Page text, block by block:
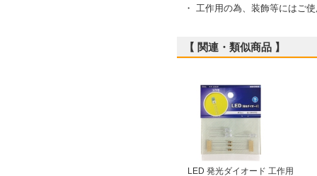
・ 工作用の為、装飾等にはご
【 関連・類似商品 】
LED 発光ダイオード 工作用